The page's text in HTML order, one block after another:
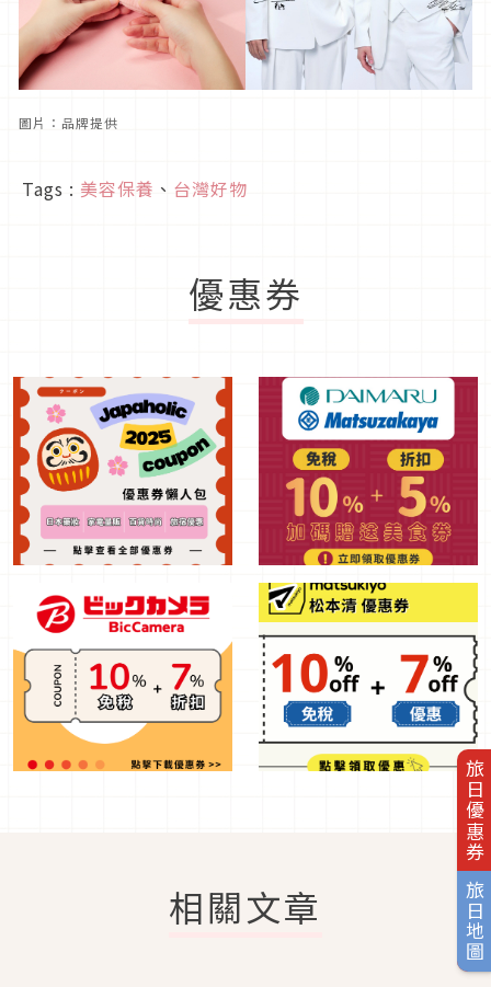
旅日優惠券
旅日地圖
圖片：品牌提供
Tags : 美容保養 、 台灣好物
優惠券
相關文章